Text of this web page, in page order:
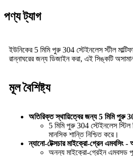
পণ্য ট্যাগ
ইউনিকের 5 মিমি পুরু 304 স্টেইনলেস স্টীল
রান্নাঘরের জন্য ডিজাইন করা, এই সিঙ্কটি
মূল বৈশিষ্ট্য
অতিরিক্ত স্থায়িত্বের জন্য 5 মিমি পুরু
5 মিমি পুরু 304 স্টেইনলেস স্টিল
মানসিক শান্তি নিশ্চিত করে।
ন্যানো-টেক্সচার মাইক্রো-গ্রেন এমবসিং -
অনন্য মাইক্রো-গ্রেইন এমবসড